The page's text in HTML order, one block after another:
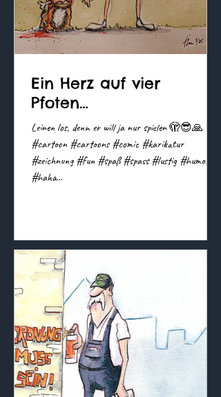
Ein Herz auf vier
Pfoten…
Leinen los, denn er will ja nur spielen 🫣😎🙏
#cartoon #cartoons #comic #karikatur
#zeichnung #fun #spaß #spass #lustig #humor
#haha...